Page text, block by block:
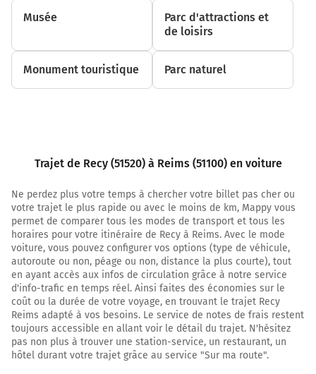
Sortir et rejoindre la voie. Continuer sur 180 mètres
D21
MOURMELON
Prendre à droite et rejoindre D21. Continuer sur 500
mètres
D21
A4
Reims
Paris
Metz
Bouy
8,5 km
Musée
Parc d'attractions et
de loisirs
Monument touristique Parc naturel
Trajet de Recy (51520) à Reims (51100) en voiture
Ne perdez plus votre temps à chercher votre billet pas cher ou
votre trajet le plus rapide ou avec le moins de km, Mappy vous
permet de comparer tous les modes de transport et tous les
horaires pour votre itinéraire de Recy à Reims. Avec le mode
voiture, vous pouvez configurer vos options (type de véhicule,
autoroute ou non, péage ou non, distance la plus courte), tout
en ayant accès aux infos de circulation grâce à notre service
d'info-trafic en temps réel. Ainsi faites des économies sur le
coût ou la durée de votre voyage, en trouvant le trajet Recy
Reims adapté à vos besoins. Le service de notes de frais restent
toujours accessible en allant voir le détail du trajet. N'hésitez
pas non plus à trouver une station-service, un restaurant, un
hôtel durant votre trajet grâce au service "Sur ma route".